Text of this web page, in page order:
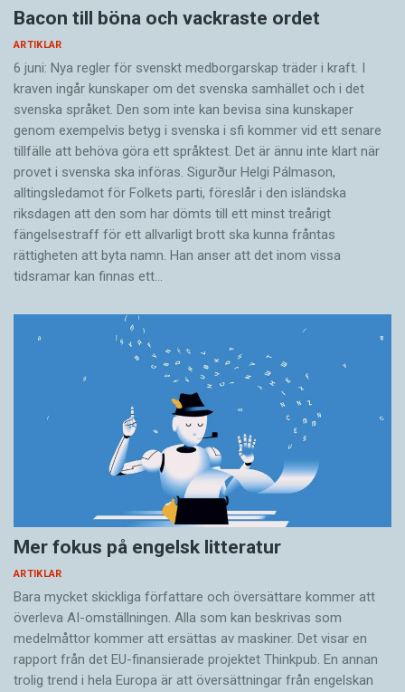
Bacon till böna och vackraste ordet
ARTIKLAR
6 juni: Nya regler för svenskt medborgarskap träder i kraft. I
kraven ingår kunskaper om det svenska samhället och i det
svenska språket. Den som inte kan bevisa sina kunskaper
genom exempelvis betyg i svenska i sfi kommer vid ett senare
tillfälle att behöva göra ett språktest. Det är ännu inte klart när
provet i svenska ska införas. Sigurður Helgi Pálmason,
alltingsledamot för Folkets parti, föreslår i den isländska
riksdagen att den som har dömts till ett minst treårigt
fängelsestraff för ett allvarligt brott ska kunna fråntas
rättigheten att byta namn. Han anser att det inom vissa
tidsramar kan finnas ett…
Mer fokus på engelsk litteratur
ARTIKLAR
Bara mycket skickliga författare och översättare ­kommer att
överleva AI-omställningen. Alla som kan beskrivas som
medelmåttor kommer att ersättas av maskiner. Det visar en
rapport från det EU-finansierade projektet Thinkpub. En annan
trolig trend i hela Europa är att översättningar från engelskan